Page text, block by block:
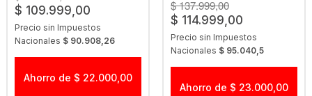
Fecha de lanzamiento
Mejor Descuento
$ 109.999,00
Precio sin Impuestos
Nacionales $ 90.908,26
Ahorro de $ 22.000,00
$ 137.999,00
$ 114.999,00
Precio sin Impuestos
Nacionales $ 95.040,5
Ahorro de $ 23.000,00